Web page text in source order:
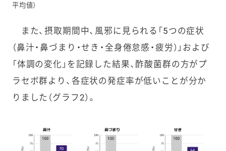
平均値）
また、摂取期間中、風邪に見られる「5つの症状
（鼻汁・鼻づまり・せき・全身倦怠感・疲労）」および
「体調の変化」を記録した結果、酢酸菌群の方がプ
ラセボ群より、各症状の発症率が低いことが分か
りました（グラフ2）。